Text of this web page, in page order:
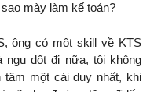
mày làm kế toán?
ông có một skill về KTS
ngu dốt đi nữa, tôi không
tâm một cái duy nhất, khi